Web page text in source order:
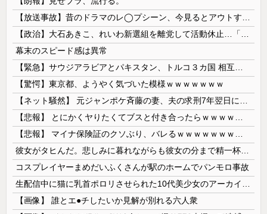
幕末のスピード感は異常
【驚愕】東京都、ようやく気づいた模様ｗｗｗｗｗｗｗ
コスプレイヤーまめだいふくさんが駅のホームでパンモロ事故
【画像】 誰とエ●チしたいか見解が別れる六人衆